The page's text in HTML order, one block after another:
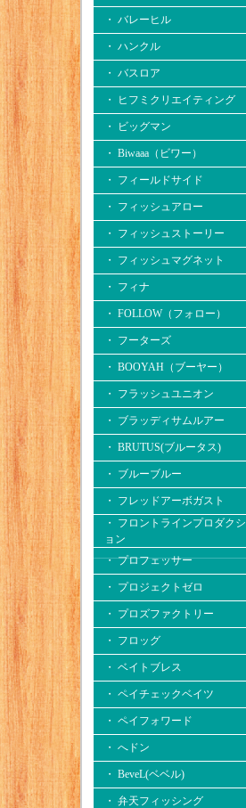
・ バレーヒル
・ ハンクル
・ バスロア
・ ヒフミクリエイティング
・ ビッグマン
・ Biwaaa（ビワー）
・ フィールドサイド
・ フィッシュアロー
・ フィッシュストーリー
・ フィッシュマグネット
・ フィナ
・ FOLLOW（フォロー）
・ フーターズ
・ BOOYAH（ブーヤー）
・ フラッシュユニオン
・ ブラッディサムルアー
・ BRUTUS(ブルータス)
・ ブルーブルー
・ フレッドアーボガスト
・ フロントラインプロダクシ
ョン
・ プロフェッサー
・ プロジェクトゼロ
・ プロズファクトリー
・ フロッグ
・ ベイトブレス
・ ペイチェックベイツ
・ ペイフォワード
・ へドン
・ BeveL(ベベル)
・ 弁天フィッシング